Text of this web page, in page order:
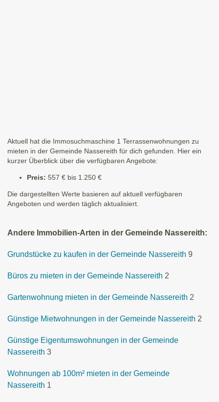
Aktuell hat die Immosuchmaschine 1 Terrassenwohnungen zu
mieten in der Gemeinde Nassereith für dich gefunden. Hier ein
kurzer Überblick über die verfügbaren Angebote:
Preis: 557 € bis 1.250 €
Die dargestellten Werte basieren auf aktuell verfügbaren
Angeboten und werden täglich aktualisiert.
Andere Immobilien-Arten in der Gemeinde Nassereith:
Grundstücke zu kaufen in der Gemeinde Nassereith 9
Büros zu mieten in der Gemeinde Nassereith 2
Gartenwohnung mieten in der Gemeinde Nassereith 2
Günstige Mietwohnungen in der Gemeinde Nassereith 2
Günstige Eigentumswohnungen in der Gemeinde
Nassereith 3
Wohnungen ab 100m² mieten in der Gemeinde
Nassereith 1